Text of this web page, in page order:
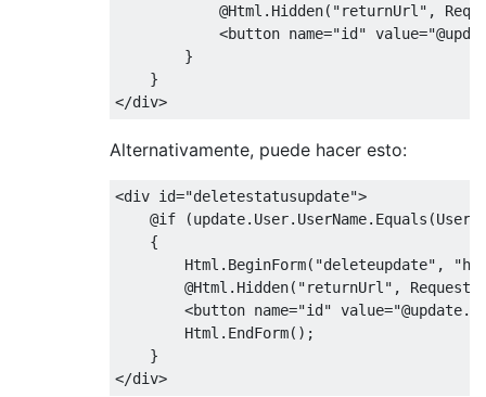
@Html . Hidden( "returnUrl" ,
<button name="id" value=
}
}
</div>
Alternativamente, puede hacer esto:
<div id="deletestatusupdate">
@if
(update. User. UserName. Equals (User
{
Html . BeginForm( "deleteupdate" ,
@Html . Hidden( "returnUrl" , Request
<button name="id" value=
Html . EndForm();
}
</div>